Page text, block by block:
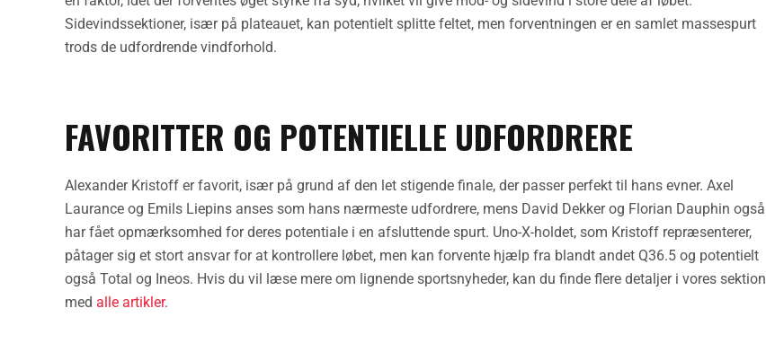
Sidevindssektioner, især på plateauet, kan potentielt splitte feltet, men forventningen er en samlet massespurt
trods de udfordrende vindforhold.
FAVORITTER OG POTENTIELLE UDFORDRERE
Alexander Kristoff er favorit, især på grund af den let stigende finale, der passer perfekt til hans evner. Axel
Laurance og Emils Liepins anses som hans nærmeste udfordrere, mens David Dekker og Florian Dauphin også
har fået opmærksomhed for deres potentiale i en afsluttende spurt. Uno-X-holdet, som Kristoff repræsenterer,
påtager sig et stort ansvar for at kontrollere løbet, men kan forvente hjælp fra blandt andet Q36.5 og potentielt
også Total og Ineos. Hvis du vil læse mere om lignende sportsnyheder, kan du finde flere detaljer i vores sektion
med alle artikler.